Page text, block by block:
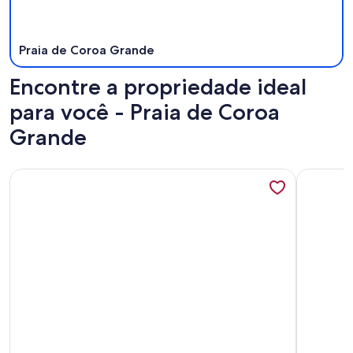
Praia de Coroa Grande
Encontre a propriedade ideal
para você - Praia de Coroa
Grande
Mais informações sobre Casa Aconchegante com vista
Mais